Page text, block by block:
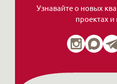
Узнавайте о новых
проектах и